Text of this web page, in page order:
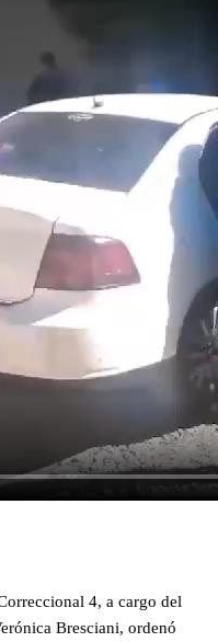
4, a cargo del
Bresciani, ordenó